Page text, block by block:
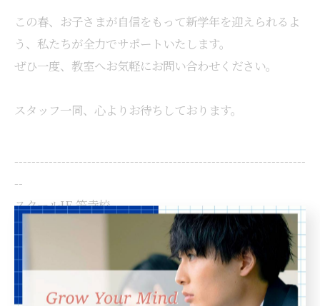
この春、お子さまが自信をもって新学年を迎えられるよ
う、私たちが全力でサポートいたします。
ぜひ一度、教室へお気軽にお問い合わせください。
スタッフ一同、心よりお待ちしております。
--------------------------------------------------------------------
--
スクールIE 笠寺校
住所 :
愛知県名古屋市南区弥次ヱ町３丁目８２−１ オー
キッドマンション笠寺１F
電話番号 :052-613-7056